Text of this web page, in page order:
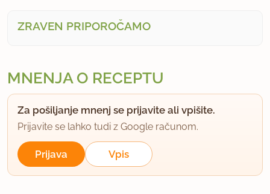
ZRAVEN PRIPOROČAMO
MNENJA O RECEPTU
Za pošiljanje mnenj se prijavite ali vpišite.
Prijavite se lahko tudi z Google računom.
Prijava Vpis